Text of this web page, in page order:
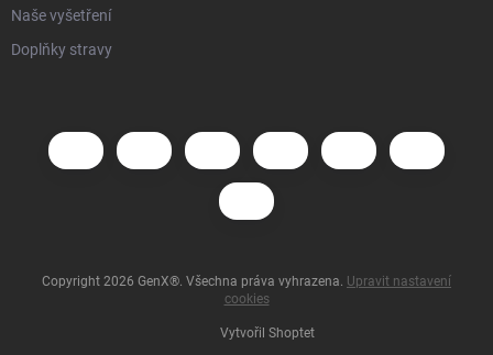
Naše vyšetření
Doplňky stravy
Vytvořil Shoptet
Copyright 2026 GenX®. Všechna práva vyhrazena. Upravit nastavení
cookies